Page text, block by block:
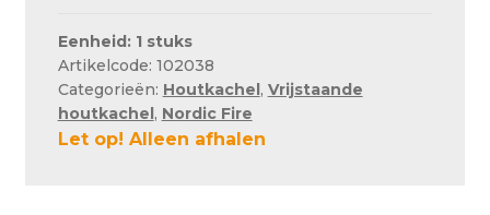
Eenheid: 1 stuks
Artikelcode: 102038
Categorieën: Houtkachel, Vrijstaande
houtkachel, Nordic Fire
Let op! Alleen afhalen